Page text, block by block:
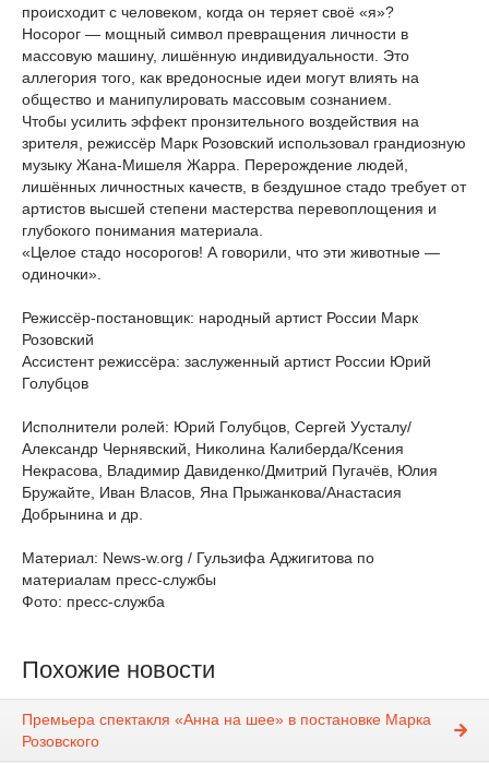
происходит с человеком, когда он теряет своё «я»?
Носорог — мощный символ превращения личности в
массовую машину, лишённую индивидуальности. Это
аллегория того, как вредоносные идеи могут влиять на
общество и манипулировать массовым сознанием.
Чтобы усилить эффект пронзительного воздействия на
зрителя, режиссёр Марк Розовский использовал грандиозную
музыку Жана-Мишеля Жарра. Перерождение людей,
лишённых личностных качеств, в бездушное стадо требует от
артистов высшей степени мастерства перевоплощения и
глубокого понимания материала.
«Целое стадо носорогов! А говорили, что эти животные —
одиночки».
Режиссёр-постановщик: народный артист России Марк
Розовский
Ассистент режиссёра: заслуженный артист России Юрий
Голубцов
Исполнители ролей: Юрий Голубцов, Сергей Уусталу/
Александр Чернявский, Николина Калиберда/Ксения
Некрасова, Владимир Давиденко/Дмитрий Пугачёв, Юлия
Бружайте, Иван Власов, Яна Прыжанкова/Анастасия
Добрынина и др.
Материал: News-w.org / Гульзифа Аджигитова по
материалам пресс-службы
Фото: пресс-служба
Похожие новости
Премьера спектакля «Анна на шее» в постановке Марка
Розовского